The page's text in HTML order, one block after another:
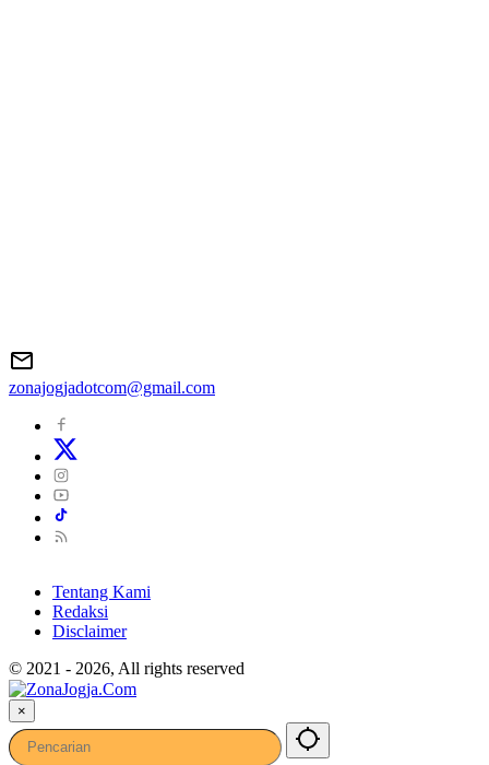
zonajogjadotcom@gmail.com
Tentang Kami
Redaksi
Disclaimer
© 2021 - 2026, All rights reserved
×